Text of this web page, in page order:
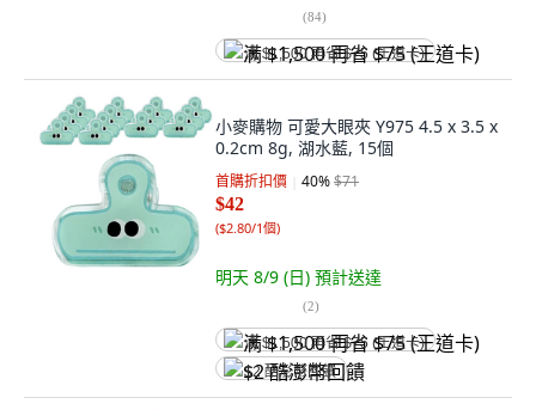
(84)
满 $1,500 再省 $75 (王道卡)
小麥購物 可愛大眼夾 Y975 4.5 x 3.5 x
0.2cm 8g, 湖水藍, 15個
首購折扣價 40%$71
$42
($2.80/1個)
明天 8/9 (日) 預計送達
(2)
满 $1,500 再省 $75 (王道卡)
$2 酷澎幣回饋